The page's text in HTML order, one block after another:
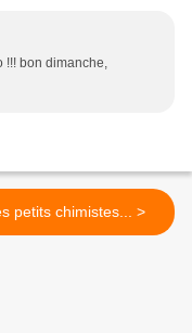
!!! bon dimanche,
Les petits chimistes... >